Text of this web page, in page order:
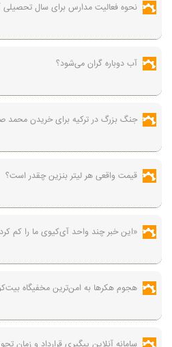
نحوه فعالیت مدارس برای سال
آب دوباره گران می‌شود؟
جنگ بزرگ در ترکیه برای خریدن محمد
قیمت واقعی هر لیتر بنزین چقدر است؟
«این خبر چند واحد آی‌کیوی ما را کم
هجوم هکرها به امن‌ترین مخفیگاه
سامانه آنلاین پیگیری قرارداد‌ و زمان